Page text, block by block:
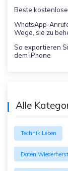
Beste
WhatsApp-
Wege, sie zu
So exportieren
dem iPhone
Alle
Technik Leben
Daten